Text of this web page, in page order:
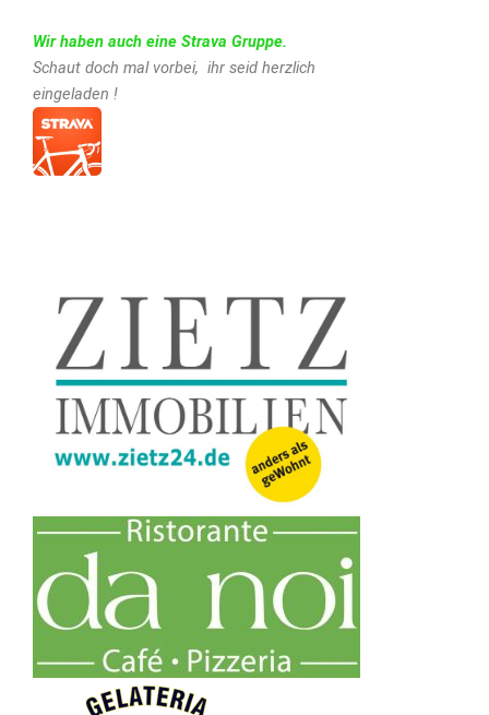
Wir haben auch eine Strava Gruppe.
Schaut doch mal vorbei, ihr seid herzlich
eingeladen !